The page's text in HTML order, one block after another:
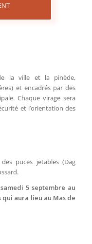
la ville et la pinède,
et encadrés par des
Chaque virage sera
et l’orientation des
puces jetables (Dag
5 septembre au
aura lieu au Mas de